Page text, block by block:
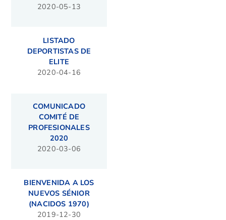
2020-05-13
LISTADO
DEPORTISTAS DE
ELITE
2020-04-16
COMUNICADO
COMITÉ DE
PROFESIONALES
2020
2020-03-06
BIENVENIDA A LOS
NUEVOS SÉNIOR
(NACIDOS 1970)
2019-12-30